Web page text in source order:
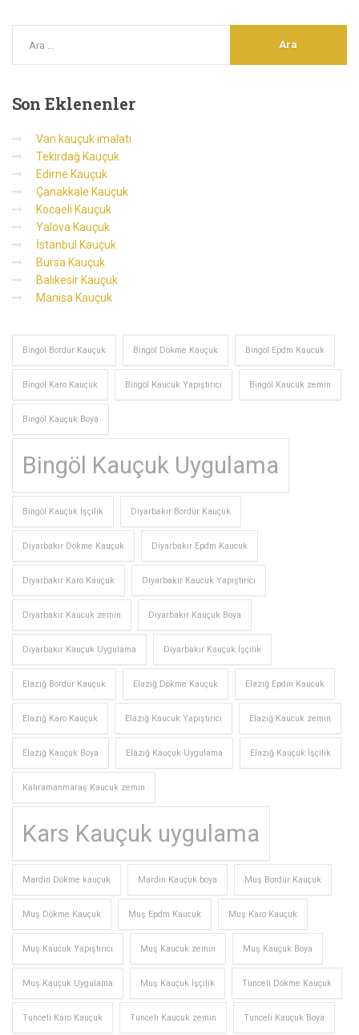
Son Eklenenler
Van kauçuk imalatı
Tekirdağ Kauçuk
Edirne Kauçuk
Çanakkale Kauçuk
Kocaeli Kauçuk
Yalova Kauçuk
İstanbul Kauçuk
Bursa Kauçuk
Balıkesir Kauçuk
Manisa Kauçuk
Bingöl Bordür Kauçuk Bingöl Dökme Kauçuk Bingöl Epdm Kaucuk
Bingöl Karo Kauçuk Bingöl Kaucuk Yapıştırıcı Bingöl Kaucuk zemin
Bingöl Kauçuk Boya
Bingöl Kauçuk Uygulama
Bingöl Kauçuk İşçilik Diyarbakır Bordür Kauçuk
Diyarbakır Dökme Kauçuk Diyarbakır Epdm Kaucuk
Diyarbakır Karo Kauçuk Diyarbakır Kaucuk Yapıştırıcı
Diyarbakır Kaucuk zemin Diyarbakır Kauçuk Boya
Diyarbakır Kauçuk Uygulama Diyarbakır Kauçuk İşçilik
Elazığ Bordür Kauçuk Elazığ Dökme Kauçuk Elazığ Epdm Kaucuk
Elazığ Karo Kauçuk Elazığ Kaucuk Yapıştırıcı Elazığ Kaucuk zemin
Elazığ Kauçuk Boya Elazığ Kauçuk Uygulama Elazığ Kauçuk İşçilik
Kahramanmaraş Kaucuk zemin
Kars Kauçuk uygulama
Mardin Dökme kauçuk Mardin Kauçuk boya Muş Bordür Kauçuk
Muş Dökme Kauçuk Muş Epdm Kaucuk Muş Karo Kauçuk
Muş Kaucuk Yapıştırıcı Muş Kaucuk zemin Muş Kauçuk Boya
Muş Kauçuk Uygulama Muş Kauçuk İşçilik Tunceli Dökme Kauçuk
Tunceli Karo Kauçuk Tunceli Kaucuk zemin Tunceli Kauçuk Boya